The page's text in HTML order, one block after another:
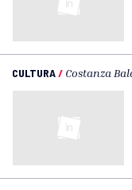
CULTURA/ Costanza